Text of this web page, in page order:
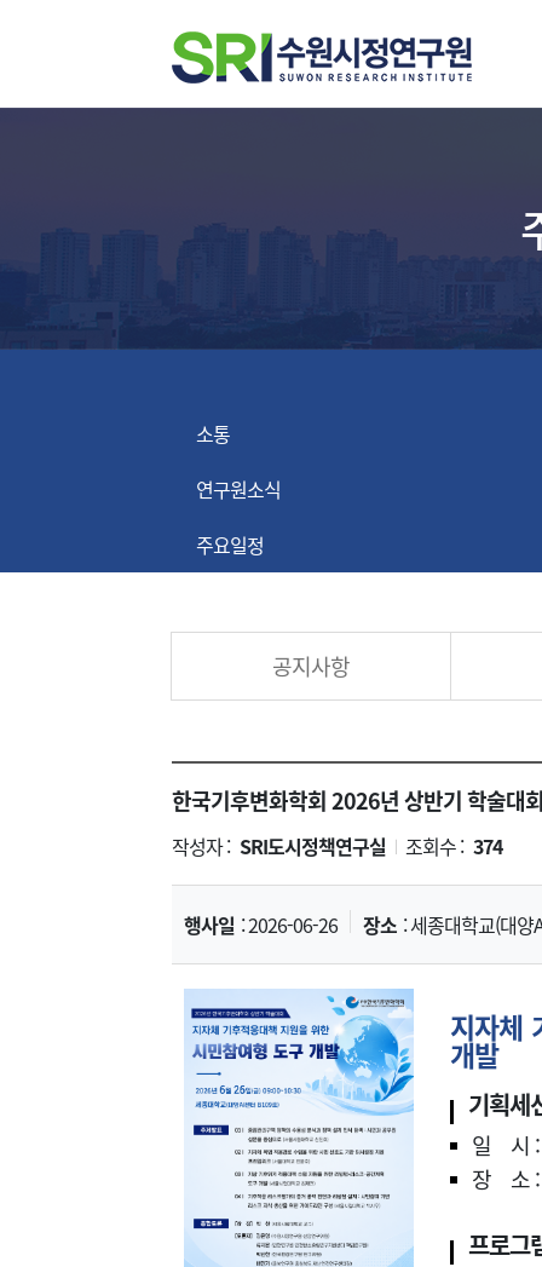
소통
연구원소식
주요일정
공지사항
한국기후변화학회 2026년 상반기 학술대
작성자 : SRI도시정책연구실 | 조회수 : 374
행사일 : 2026-06-26 장소 : 세종대학교(대
지자체
개발
기획세
일 시 :
장 소 :
프로그